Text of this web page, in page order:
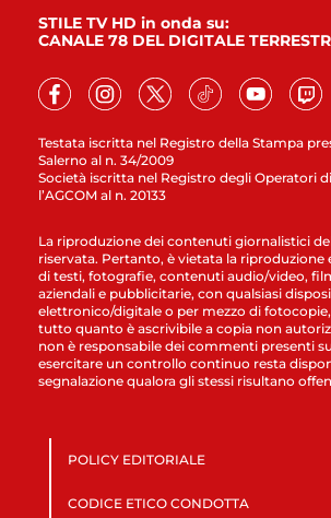
Testata iscritta nel Registro della Stampa
Salerno al n. 34/2009
Società iscritta nel Registro degli Operatori
l’AGCOM al n. 20133
STILE TV HD in onda su:
CANALE 78 DEL DIGITALE
La riproduzione dei contenuti giornalistici
riservata. Pertanto, è vietata la riproduzione
di testi, fotografie, contenuti audio/video,
aziendali e pubblicitarie, con qualsiasi
elettronico/digitale o per mezzo di
tutto quanto è ascrivibile a copia non
non è responsabile dei commenti presenti
esercitare un controllo continuo resta
segnalazione qualora gli stessi risultano
POLICY EDITORIALE
CODICE ETICO CONDOTTA